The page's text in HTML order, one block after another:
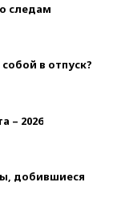
следам
в отпуск?
– 2026
добившиеся